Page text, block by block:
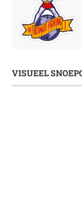
VISUEEL